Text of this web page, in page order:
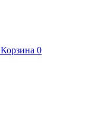
Корзина 0